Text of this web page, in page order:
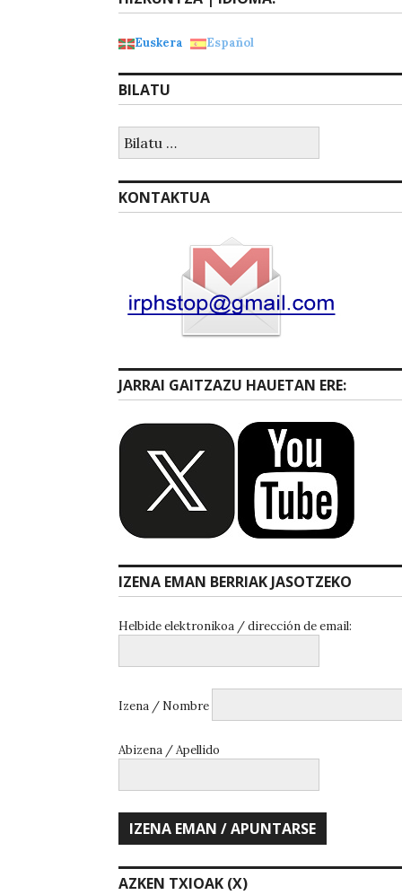
Euskera Español
BILATU
KONTAKTUA
JARRAI GAITZAZU HAUETAN ERE:
IZENA EMAN BERRIAK JASOTZEKO
Helbide elektronikoa / dirección de email:
Izena / Nombre
Abizena / Apellido
AZKEN TXIOAK (X)